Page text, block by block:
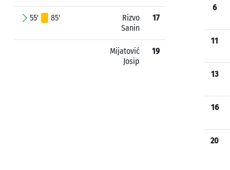
55' 85'
Rizvo
Sanin
17
Mijatović
Josip
19
6
11
13
16
20